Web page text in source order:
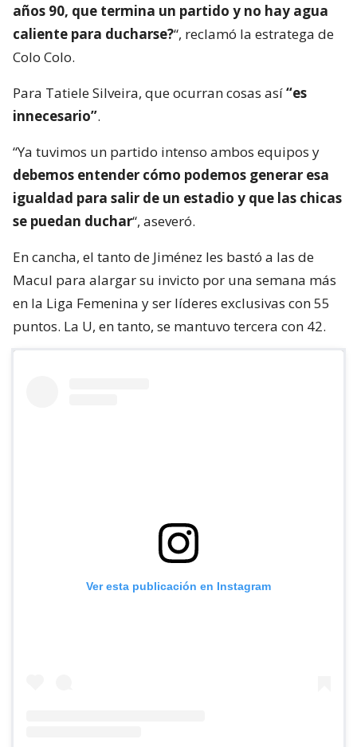
años 90, que termina un partido y no hay agua
caliente para ducharse?“, reclamó la estratega de
Colo Colo.
Para Tatiele Silveira, que ocurran cosas así“es
innecesario”.
“Ya tuvimos un partido intenso ambos equipos y
debemos entender cómo podemos generar esa
igualdad para salir de un estadio y que las chicas
se puedan duchar“, aseveró.
En cancha, el tanto de Jiménez les bastó a las de
Macul para alargar su invicto por una semana más
en la Liga Femenina y ser líderes exclusivas con 55
puntos. La U, en tanto, se mantuvo tercera con 42.
Ver esta publicación en Instagram